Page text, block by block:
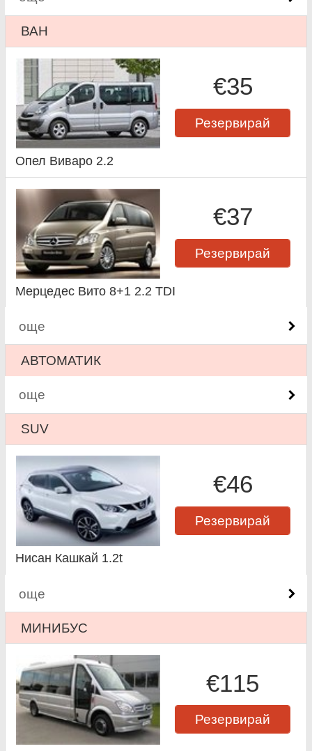
ВАН
€35
Резервирай
Опел Виваро 2.2
€37
Резервирай
Мерцедес Вито 8+1 2.2 TDI
още
АВТОМАТИК
още
SUV
€46
Резервирай
Нисан Кашкай 1.2t
още
МИНИБУС
€115
Резервирай